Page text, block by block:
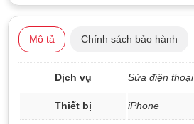
Mô tả Chính sách bảo hành
Dịch vụ Sửa điện thoại
Thiết bị iPhone